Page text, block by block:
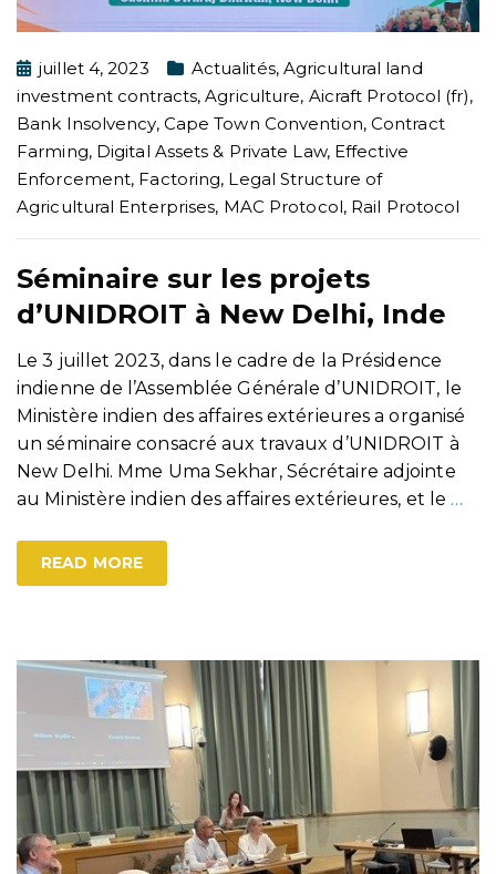
juillet 4, 2023 Actualités, Agricultural land
investment contracts,Agriculture, Aicraft Protocol (fr),
Bank Insolvency, Cape Town Convention, Contract
Farming, Digital Assets & Private Law, Effective
Enforcement, Factoring, Legal Structure of
Agricultural Enterprises, MAC Protocol, Rail Protocol
Séminaire sur les projets
d’UNIDROIT à New Delhi, Inde
Le 3 juillet 2023, dans le cadre de la Présidence
indienne de l’Assemblée Générale d’UNIDROIT, le
Ministère indien des affaires extérieures a organisé
un séminaire consacré aux travaux d’UNIDROIT à
New Delhi. Mme Uma Sekhar, Sécrétaire adjointe
au Ministère indien des affaires extérieures, et le …
READ MORE